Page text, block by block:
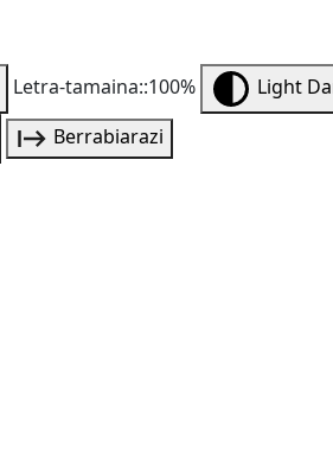
Letra-tamaina::100% Light
Berrabiarazi